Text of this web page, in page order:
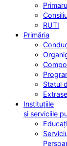
RUTI
Primăria
Statul
Instituțiile
și serviciile